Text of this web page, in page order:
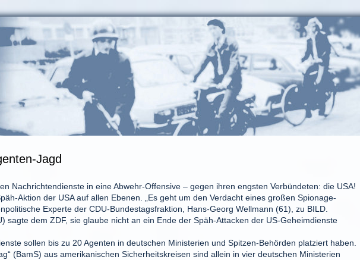
Jagd
Nachrichtendienste in eine Abwehr-Offensive – gegen ihren engsten Verbündeten: die USA!
Aktion der USA auf allen Ebenen. „Es geht um den Verdacht eines großen Spionage-
Experte der CDU-Bundestagsfraktion, Hans-Georg Wellmann (61), zu BILD.
sagte dem ZDF, sie glaube nicht an ein Ende der Späh-Attacken der US-Geheimdienste
sollen bis zu 20 Agenten in deutschen Ministerien und Spitzen-Behörden platziert haben.
(BamS) aus amerikanischen Sicherheitskreisen sind allein in vier deutschen Ministerien